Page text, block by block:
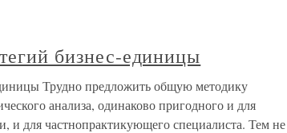
бизнес-единицы
Трудно предложить общую методику
анализа, одинаково пригодного и для
и для частнопрактикующего специалиста. Тем не